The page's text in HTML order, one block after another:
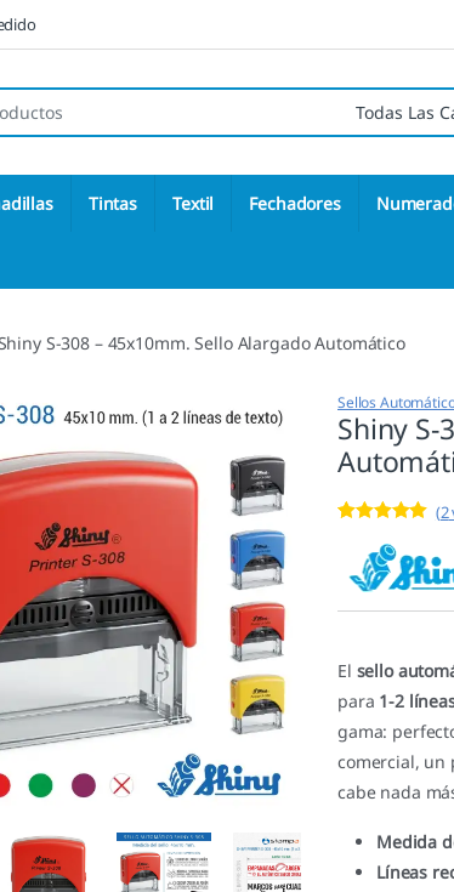
Tintas Textil Fechadores
S-308 – 45x10mm. Sello Alargado Automático
Sellos
Shiny
de 5 en
base a
valoracione
(2
El sello
para 1-2
gama:
comercial, un
cabe nada
Medida
Líneas